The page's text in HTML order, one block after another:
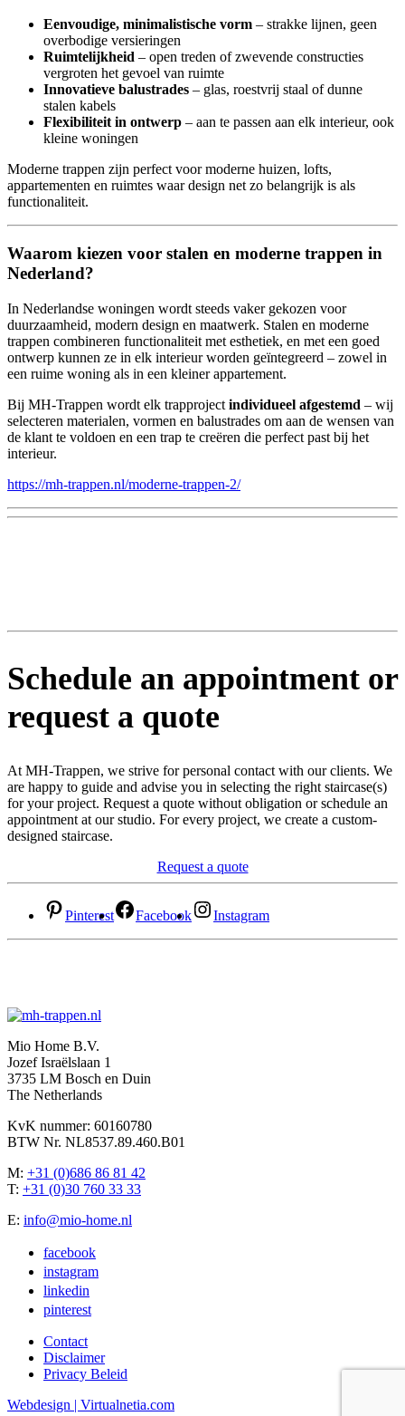
Eenvoudige, minimalistische vorm – strakke lijnen, geen
overbodige versieringen
Ruimtelijkheid – open treden of zwevende constructies
vergroten het gevoel van ruimte
Innovatieve balustrades – glas, roestvrij staal of dunne
stalen kabels
Flexibiliteit in ontwerp – aan te passen aan elk interieur, ook
kleine woningen
Moderne trappen zijn perfect voor moderne huizen, lofts,
appartementen en ruimtes waar design net zo belangrijk is als
functionaliteit.
Waarom kiezen voor stalen en moderne trappen in
Nederland?
In Nederlandse woningen wordt steeds vaker gekozen voor
duurzaamheid, modern design en maatwerk. Stalen en moderne
trappen combineren functionaliteit met esthetiek, en met een goed
ontwerp kunnen ze in elk interieur worden geïntegreerd – zowel in
een ruime woning als in een kleiner appartement.
Bij MH-Trappen wordt elk trapproject individueel afgestemd – wij
selecteren materialen, vormen en balustrades om aan de wensen van
de klant te voldoen en een trap te creëren die perfect past bij het
interieur.
https://mh-trappen.nl/moderne-trappen-2/
Schedule an appointment or
request a quote
At MH-Trappen, we strive for personal contact with our clients. We
are happy to guide and advise you in selecting the right staircase(s)
for your project. Request a quote without obligation or schedule an
appointment at our studio. For every project, we create a custom-
designed staircase.
Request a quote
Pinterest Facebook Instagram
Mio Home B.V.
Jozef Israëlslaan 1
3735 LM Bosch en Duin
The Netherlands
KvK nummer: 60160780
BTW Nr. NL8537.89.460.B01
M: +31 (0)686 86 81 42
T: +31 (0)30 760 33 33
E: info@mio-home.nl
facebook
instagram
linkedin
pinterest
Contact
Disclaimer
Privacy Beleid
Webdesign | Virtualnetia.com